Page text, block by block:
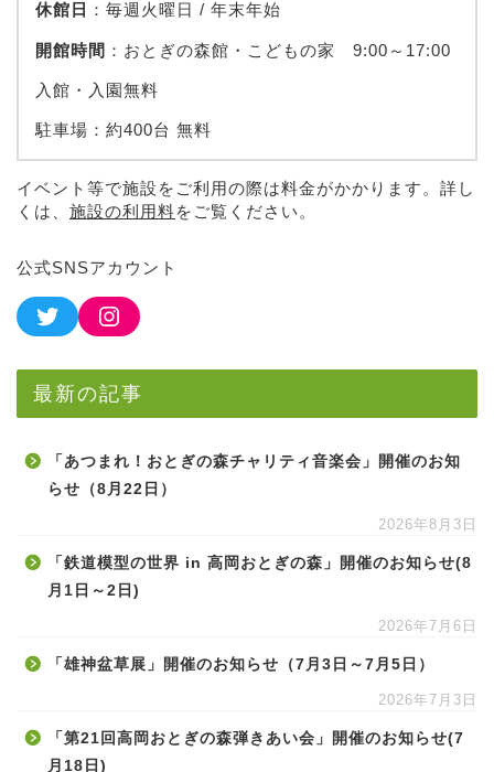
休館日 ：毎週火曜日 / 年末年始
開館時間 ：おとぎの森館・こどもの家 9:00～17:00
入館・入園無料
駐車場：約400台 無料
イベント等で施設をご利用の際は料金がかかります。詳し
くは、 施設の利用料をご覧ください。
公式SNSアカウント
最新の記事
「あつまれ！おとぎの森チャリティ音楽会」開催のお知
らせ（8月22日）
2026年8月3日
「鉄道模型の世界 in 高岡おとぎの森」開催のお知らせ(8
月1日～2日)
2026年7月6日
「雄神盆草展」開催のお知らせ（7月3日～7月5日）
2026年7月3日
「第21回高岡おとぎの森弾きあい会」開催のお知らせ(7
月18日)